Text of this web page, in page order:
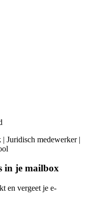
Juridisch medewerker |
in je mailbox
en vergeet je e-